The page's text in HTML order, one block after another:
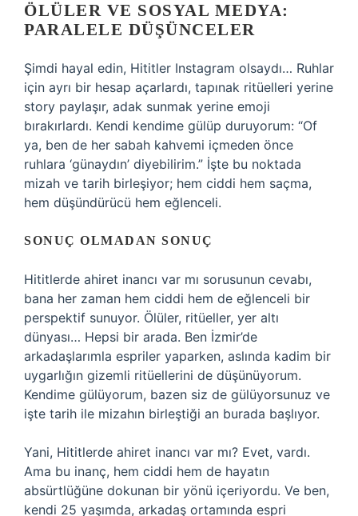
ÖLÜLER VE SOSYAL MEDYA:
PARALELE DÜŞÜNCELER
Şimdi hayal edin, Hititler Instagram olsaydı… Ruhlar
için ayrı bir hesap açarlardı, tapınak ritüelleri yerine
story paylaşır, adak sunmak yerine emoji
bırakırlardı. Kendi kendime gülüp duruyorum: “Of
ya, ben de her sabah kahvemi içmeden önce
ruhlara ‘günaydın’ diyebilirim.” İşte bu noktada
mizah ve tarih birleşiyor; hem ciddi hem saçma,
hem düşündürücü hem eğlenceli.
SONUÇ OLMADAN SONUÇ
Hititlerde ahiret inancı var mı sorusunun cevabı,
bana her zaman hem ciddi hem de eğlenceli bir
perspektif sunuyor. Ölüler, ritüeller, yer altı
dünyası… Hepsi bir arada. Ben İzmir’de
arkadaşlarımla espriler yaparken, aslında kadim bir
uygarlığın gizemli ritüellerini de düşünüyorum.
Kendime gülüyorum, bazen siz de gülüyorsunuz ve
işte tarih ile mizahın birleştiği an burada başlıyor.
Yani, Hititlerde ahiret inancı var mı? Evet, vardı.
Ama bu inanç, hem ciddi hem de hayatın
absürtlüğüne dokunan bir yönü içeriyordu. Ve ben,
kendi 25 yaşımda, arkadaş ortamında espri